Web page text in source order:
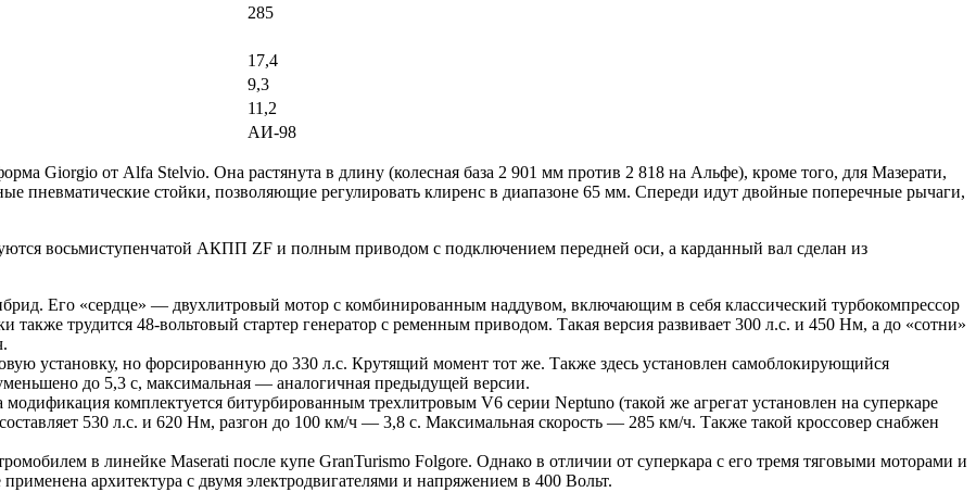
285
17,4
9,3
11,2
АИ-98
Giorgio от Alfa Stelvio. Она растянута в длину (колесная база 2 901 мм против 2 818 на Альфе), кроме того, для Мазерати,
пневматические стойки, позволяющие регулировать клиренс в диапазоне 65 мм. Спереди идут двойные поперечные рычаги,
восьмиступенчатой АКПП ZF и полным приводом с подключением передней оси, а карданный вал сделан из
Его «сердце» — двухлитровый мотор с комбинированным наддувом, включающим в себя классический турбокомпрессор
также трудится 48-вольтовый стартер генератор с ременным приводом. Такая версия развивает 300 л.с. и 450 Нм, а до «сотни»
установку, но форсированную до 330 л.с. Крутящий момент тот же. Также здесь установлен самоблокирующийся
до 5,3 с, максимальная — аналогичная предыдущей версии.
модификация комплектуется битурбированным трехлитровым V6 серии Neptuno (такой же агрегат установлен на суперкаре
530 л.с. и 620 Нм, разгон до 100 км/ч — 3,8 с. Максимальная скорость — 285 км/ч. Также такой кроссовер снабжен
в линейке Maserati после купе GranTurismo Folgore. Однако в отличии от суперкара с его тремя тяговыми моторами и
архитектура с двумя электродвигателями и напряжением в 400 Вольт.